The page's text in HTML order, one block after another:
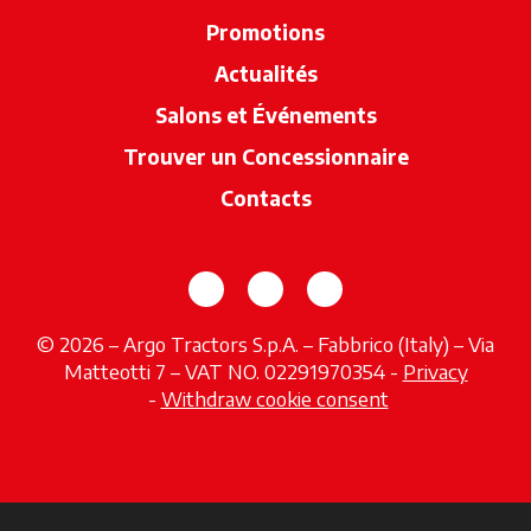
Promotions
Actualités
Salons et Événements
Trouver un Concessionnaires’ouvre
Contacts
s’ouvre dans un nouvel onglet
s’ouvre dans un nouvel
s’ouvre dans un
© 2026 – Argo Tractors S.p.A. – Fabbrico (Italy) – Via
Matteotti 7 – VAT NO. 02291970354 - Privacy
s’ouvre dans un nouvel onglet
- Withdraw cookie consent